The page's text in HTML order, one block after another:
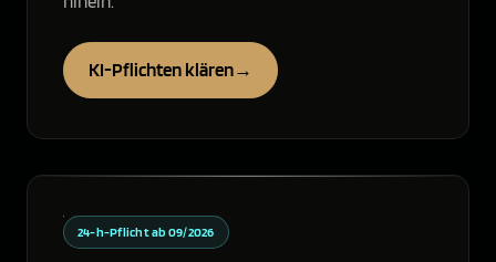
KI-Pflichten klären→
24-h-Pflicht ab 09/2026